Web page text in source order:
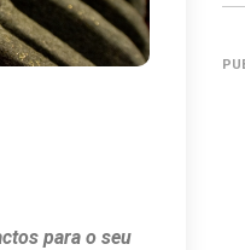
para o seu